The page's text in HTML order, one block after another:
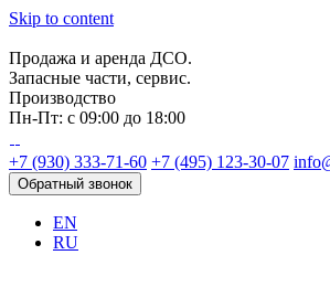
Skip to content
Продажа и аренда ДСО.
Запасные части, сервис.
Производство
Пн-Пт: с 09:00 до 18:00
+7 (930) 333-71-60 +7 (495) 123-30-07
Обратный звонок
EN
RU